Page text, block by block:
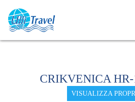
CRIKVENICA HR-
VISUALIZZA